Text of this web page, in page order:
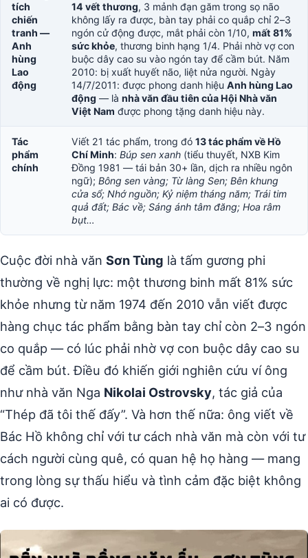
tích
chiến
tranh —
Anh
hùng
Lao
động
14 vết thương, 3 mảnh đạn găm trong sọ não
không lấy ra được, bàn tay phải co quắp chỉ 2–3
ngón cử động được, mắt phải còn 1/10, mất 81%
sức khỏe, thương binh hạng 1/4. Phải nhờ vợ con
buộc dây cao su vào ngón tay để cầm bút. Năm
2010: bị xuất huyết não, liệt nửa người. Ngày
14/7/2011: được phong danh hiệu Anh hùng Lao
động — là nhà văn đầu tiên của Hội Nhà văn
Việt Nam được phong tặng danh hiệu này.
Tác
phẩm
chính
Viết 21 tác phẩm, trong đó 13 tác phẩm về Hồ
Chí Minh: Búp sen xanh (tiểu thuyết, NXB Kim
Đồng 1981 — tái bản 30+ lần, dịch ra nhiều ngôn
ngữ); Bông sen vàng; Từ làng Sen; Bên khung
cửa sổ; Nhớ nguồn; Kỷ niệm tháng năm; Trái tim
quả đất; Bác về; Sáng ánh tâm đăng; Hoa râm
bụt…
Cuộc đời nhà văn Sơn Tùng là tấm gương phi
thường về nghị lực: một thương binh mất 81% sức
khỏe nhưng từ năm 1974 đến 2010 vẫn viết được
hàng chục tác phẩm bằng bàn tay chỉ còn 2–3 ngón
co quắp — có lúc phải nhờ vợ con buộc dây cao su
để cầm bút. Điều đó khiến giới nghiên cứu ví ông
như nhà văn Nga Nikolai Ostrovsky, tác giả của
“Thép đã tôi thế đấy”. Và hơn thế nữa: ông viết về
Bác Hồ không chỉ với tư cách nhà văn mà còn với tư
cách người cùng quê, có quan hệ họ hàng — mang
trong lòng sự thấu hiểu và tình cảm đặc biệt không
ai có được.